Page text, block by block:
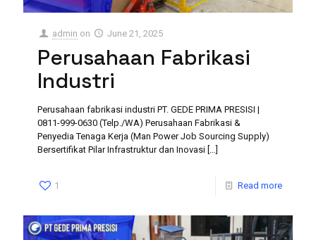
admin on June 21, 2025
Perusahaan Fabrikasi
Industri
Perusahaan fabrikasi industri PT. GEDE PRIMA PRESISI |
0811-999-0630 (Telp./WA) Perusahaan Fabrikasi &
Penyedia Tenaga Kerja (Man Power Job Sourcing Supply)
Bersertifikat Pilar Infrastruktur dan Inovasi […]
1 Read more